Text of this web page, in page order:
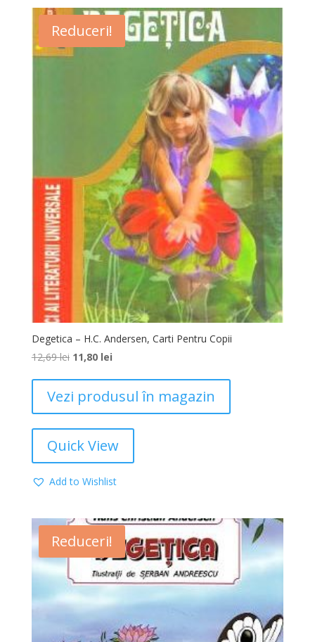
Reduceri!
Degetica – H.C. Andersen, Carti Pentru Copii
12,69lei 11,80 lei
Vezi produsul în magazin
Quick View
Add to Wishlist
Reduceri!